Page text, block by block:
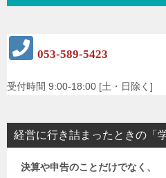
053-589-5423
受付時間 9:00-18:00 [土・日除く]
経営に行き詰まったときの「
決算や申告のことだけでなく、